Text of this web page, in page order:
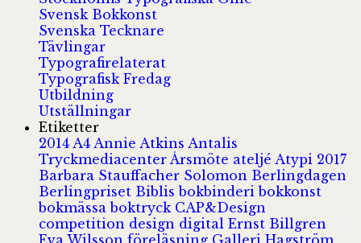
Svensk Bokkonst
Svenska Tecknare
Tävlingar
Typografirelaterat
Typografisk Fredag
Utbildning
Utställningar
Etiketter
2014 A4 Annie Atkins Antalis
Tryckmediacenter Årsmöte ateljé Atypi 2017
Barbara Stauffacher Solomon Berlingdagen
Berlingpriset Biblisbokbinderibokkonst
bokmässaboktryck CAP&Design
competition design digital Ernst Billgren
Eva Wilsson föreläsning Galleri Hagström